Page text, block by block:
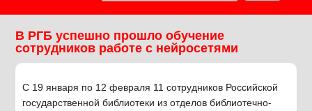
В РГБ успешно прошло обучение
сотрудников работе с нейросетями
С 19 января по 12 февраля 11 сотрудников Российской
государственной библиотеки из отделов библиотечно-